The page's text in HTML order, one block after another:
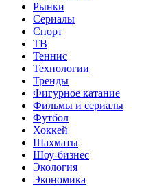
Рынки
Сериалы
Спорт
ТВ
Теннис
Технологии
Тренды
Фигурное катание
Фильмы и сериалы
Футбол
Хоккей
Шахматы
Шоу-бизнес
Экология
Экономика